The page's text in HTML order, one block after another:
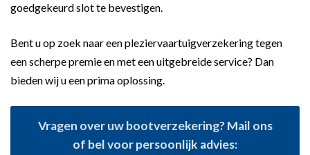
goedgekeurd slot te bevestigen.
Bent u op zoek naar een pleziervaartuigverzekering tegen
een scherpe premie en met een uitgebreide service? Dan
bieden wij u een prima oplossing.
Vragen over uw bootverzekering? Mail ons
of bel voor persoonlijk advies: